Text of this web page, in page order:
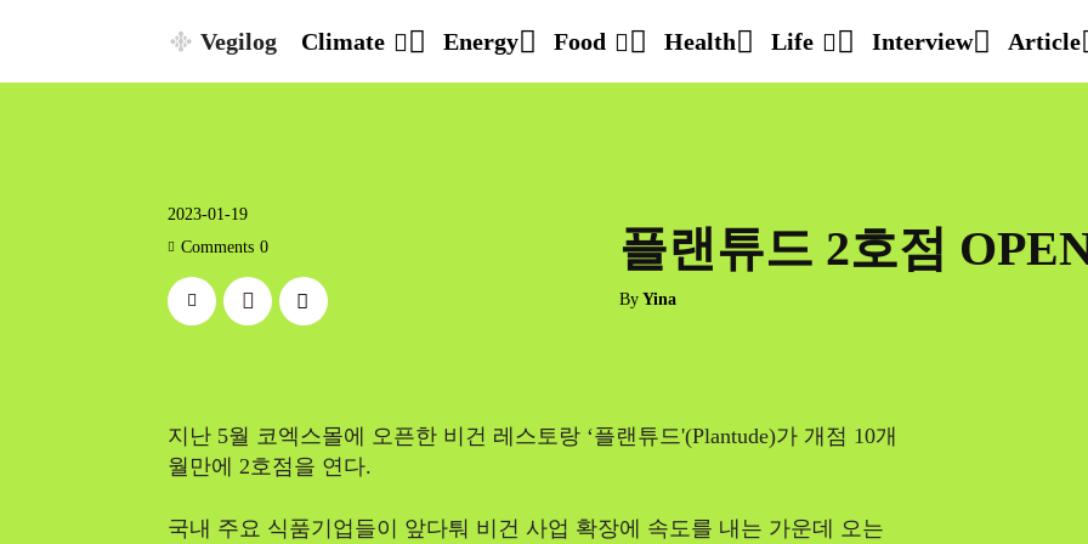
Vegilog Climate Energy Food Health Life Interview Article
2023-01-19
Comments 0 플랜튜드 2호점
By Yina
지난 5월 코엑스몰에 오픈한 비건 레스토랑 ‘플랜튜드'(Plantude)가 개점 10개
월만에 2호점을 연다.
국내 주요 식품기업들이 앞다퉈 비건 사업 확장에 속도를 내는 가운데 오는